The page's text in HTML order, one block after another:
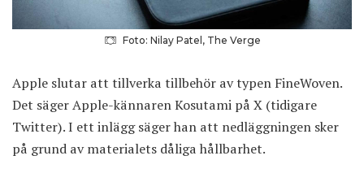
Foto: Nilay Patel, The Verge
Apple slutar att tillverka tillbehör av typen FineWoven.
Det säger Apple-kännaren Kosutami på X (tidigare
Twitter). I ett inlägg säger han att nedläggningen sker
på grund av materialets dåliga hållbarhet.